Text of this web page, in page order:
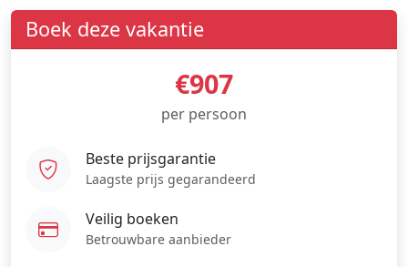
Boek deze vakantie
€907
per persoon
Beste prijsgarantie
Laagste prijs gegarandeerd
Veilig boeken
Betrouwbare aanbieder